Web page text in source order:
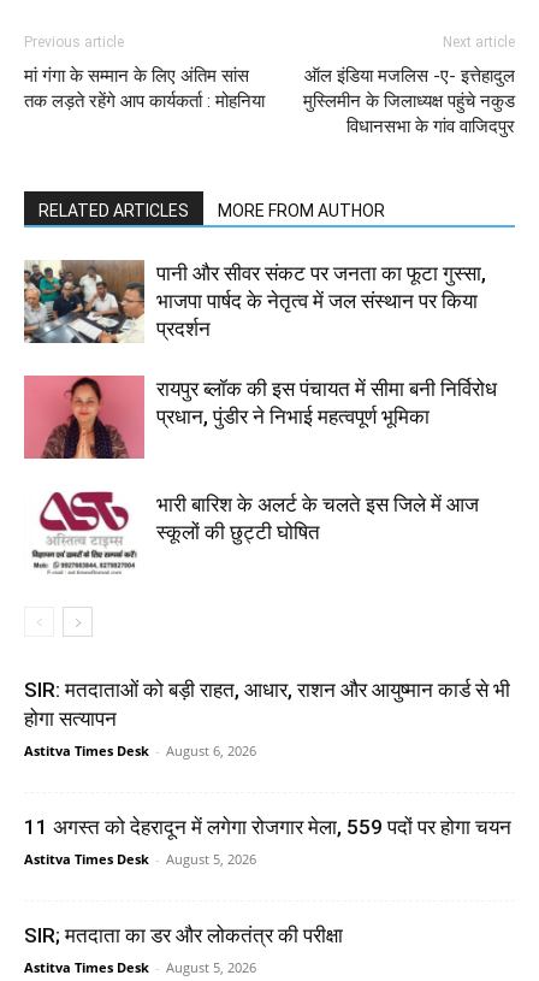
Previous article
मां गंगा के सम्मान के लिए अंतिम सांस
तक लड़ते रहेंगे आप कार्यकर्ता : मोहनिया
Next article
ऑल इंडिया मजलिस -ए- इत्तेहादुल
मुस्लिमीन के जिलाध्यक्ष पहुंचे नकुड
विधानसभा के गांव वाजिदपुर
RELATED ARTICLES MORE FROM AUTHOR
पानी और सीवर संकट पर जनता का फूटा गुस्सा,
भाजपा पार्षद के नेतृत्व में जल संस्थान पर किया
प्रदर्शन
रायपुर ब्लॉक की इस पंचायत में सीमा बनी निर्विरोध
प्रधान, पुंडीर ने निभाई महत्वपूर्ण भूमिका
भारी बारिश के अलर्ट के चलते इस जिले में आज
स्कूलों की छुट्टी घोषित
SIR: मतदाताओं को बड़ी राहत, आधार, राशन और आयुष्मान कार्ड से भी
होगा सत्यापन
Astitva Times Desk - August 6, 2026
11 अगस्त को देहरादून में लगेगा रोजगार मेला, 559 पदों पर होगा चयन
Astitva Times Desk - August 5, 2026
SIR; मतदाता का डर और लोकतंत्र की परीक्षा
Astitva Times Desk - August 5, 2026